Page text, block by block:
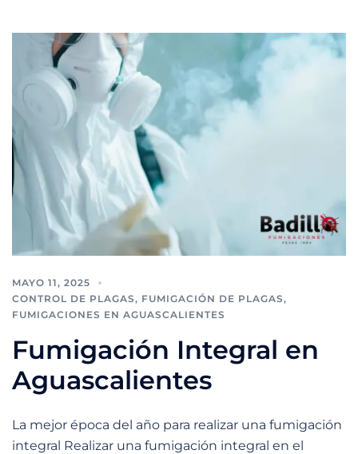
MAYO 11, 2025
CONTROL DE PLAGAS, FUMIGACIÓN DE PLAGAS,
FUMIGACIONES EN AGUASCALIENTES
Fumigación Integral en
Aguascalientes
La mejor época del año para realizar una fumigación
integral Realizar una fumigación integral en el